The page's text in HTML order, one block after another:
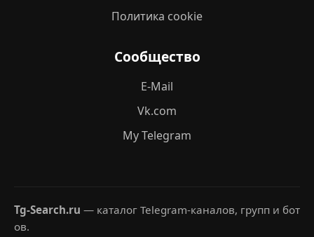
Политика cookie
Сообщество
E-Mail
Vk.com
My Telegram
Tg-Search.ru — каталог Telegram-каналов, групп и бот
ов.